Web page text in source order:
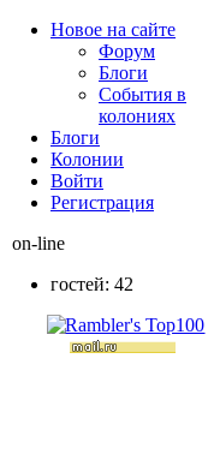
Новое на сайте
Форум
Блоги
События в
колониях
Блоги
Колонии
Войти
Peгиcтpaция
on-line
гостей: 42